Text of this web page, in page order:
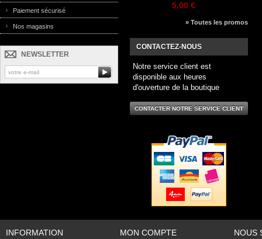
Paiement sécurisé
Nos magasins
NEWSLETTER
5,00 €
» Toutes les promos
CONTACTEZ-NOUS
Notre service client est
disponible aux heures
d'ouverture de la boutique
CONTACTER NOTRE SERVICE CLIENT
INFORMATION MON COMPTE NOUS